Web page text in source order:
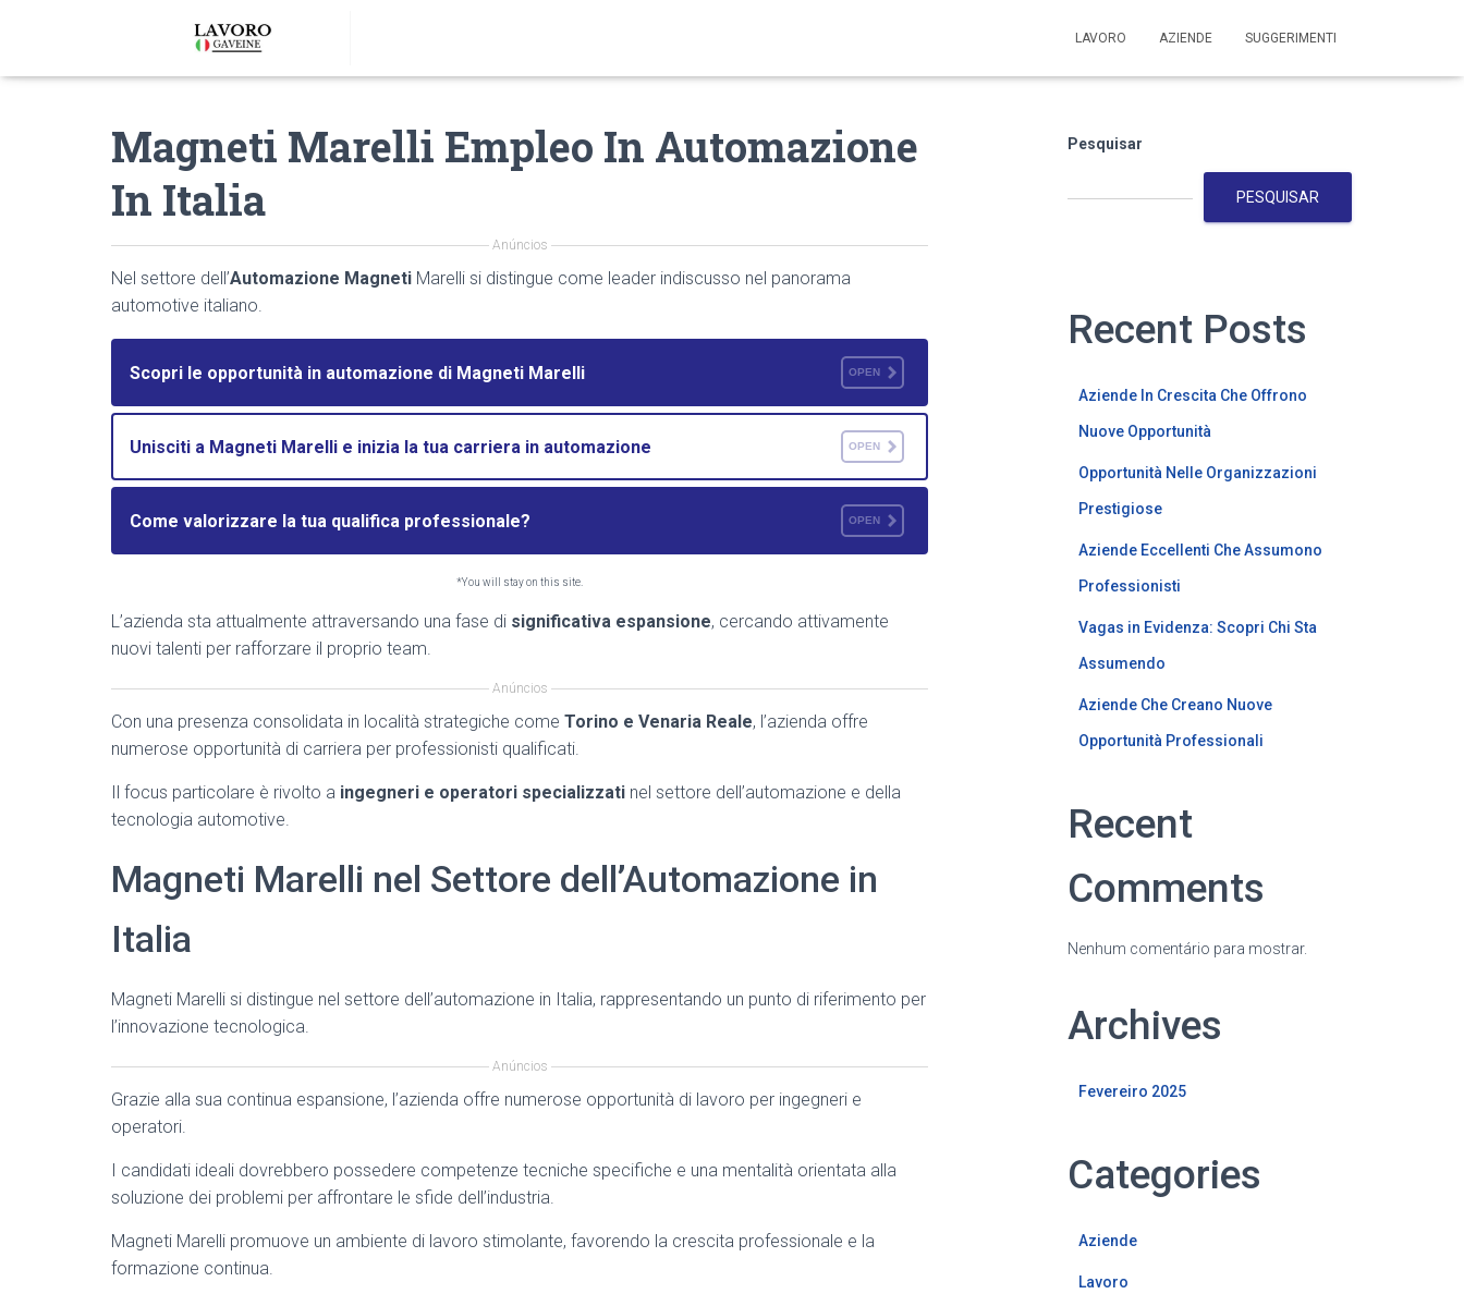
LAVORO AZIENDE SUGGERIMENTI
Magneti Marelli Empleo In Automazione
In Italia
Anúncios
Nel settore dell’Automazione Magneti Marelli si distingue come leader indiscusso nel panorama
automotive italiano.
Scopri le opportunità in automazione di Magneti Marelli OPEN
Unisciti a Magneti Marelli e inizia la tua carriera in automazione OPEN
Come valorizzare la tua qualifica professionale? OPEN
*You will stay on this site.
L’azienda sta attualmente attraversando una fase di significativa espansione, cercando attivamente
nuovi talenti per rafforzare il proprio team.
Anúncios
Con una presenza consolidata in località strategiche come Torino e Venaria Reale, l’azienda offre
numerose opportunità di carriera per professionisti qualificati.
Il focus particolare è rivolto a ingegneri e operatori specializzati nel settore dell’automazione e della
tecnologia automotive.
Magneti Marelli nel Settore dell’Automazione in
Italia
Magneti Marelli si distingue nel settore dell’automazione in Italia, rappresentando un punto di riferimento per
l’innovazione tecnologica.
Anúncios
Grazie alla sua continua espansione, l’azienda offre numerose opportunità di lavoro per ingegneri e
operatori.
I candidati ideali dovrebbero possedere competenze tecniche specifiche e una mentalità orientata alla
soluzione dei problemi per affrontare le sfide dell’industria.
Magneti Marelli promuove un ambiente di lavoro stimolante, favorendo la crescita professionale e la
formazione continua.
Pesquisar
PESQUISAR
Recent Posts
Aziende In Crescita Che Offrono
Nuove Opportunità
Opportunità Nelle Organizzazioni
Prestigiose
Aziende Eccellenti Che Assumono
Professionisti
Vagas in Evidenza: Scopri Chi Sta
Assumendo
Aziende Che Creano Nuove
Opportunità Professionali
Recent
Comments
Nenhum comentário para mostrar.
Archives
Fevereiro 2025
Categories
Aziende
Lavoro